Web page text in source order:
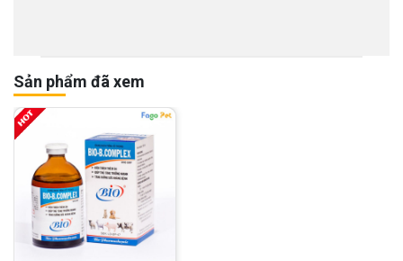
Sản phẩm đã xem